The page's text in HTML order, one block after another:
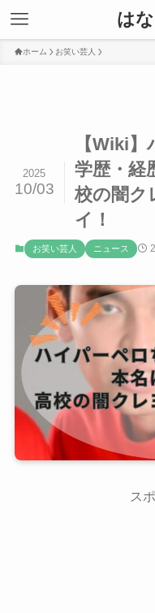
は
ホーム お笑い芸人
【Wiki
学歴・経
校の闇ク
イ！
2025
10/03
お笑い芸人 ニュース
ス